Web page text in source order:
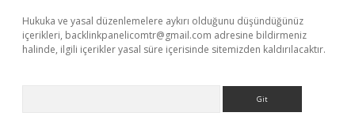
Hukuka ve yasal düzenlemelere aykırı olduğunu düşündüğünüz
içerikleri, backlinkpanelicomtr@gmail.com adresine bildirmeniz
halinde, ilgili içerikler yasal süre içerisinde sitemizden kaldırılacaktır.